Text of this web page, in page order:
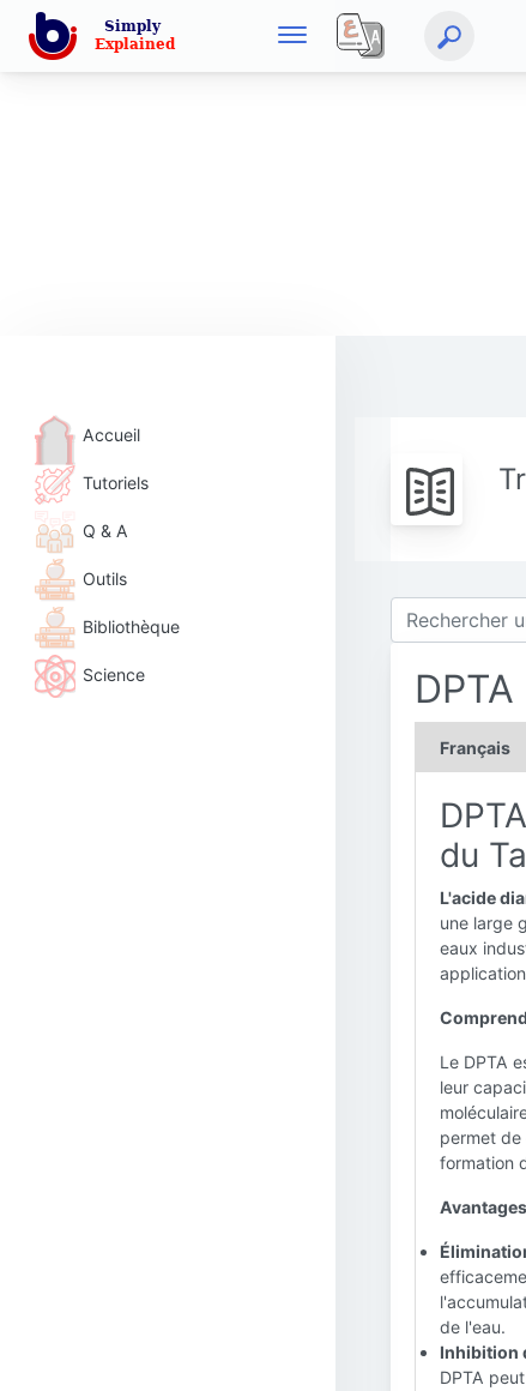
Accueil
Tutoriels
Q & A
Outils
Bibliothèque
Science DPTA
Français
du
L'acide
une large
eaux
Le DPTA
leur
permet de
formation
de l'eau.
Inhibition
DPTA